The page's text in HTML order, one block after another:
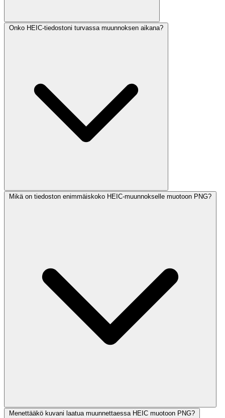
Onko HEIC-tiedostoni turvassa muunnoksen aikana?
Mikä on tiedoston enimmäiskoko HEIC-muunnokselle muotoon PNG?
Menettääkö kuvani laatua muunnettaessa HEIC muotoon PNG?